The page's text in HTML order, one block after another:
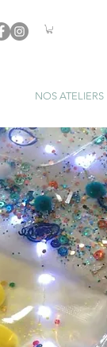
NOS ATELIERS